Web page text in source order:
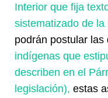
Interior que fija
sistematizado de la
podrán postular las
indígenas que
describen en el
legislación), estas